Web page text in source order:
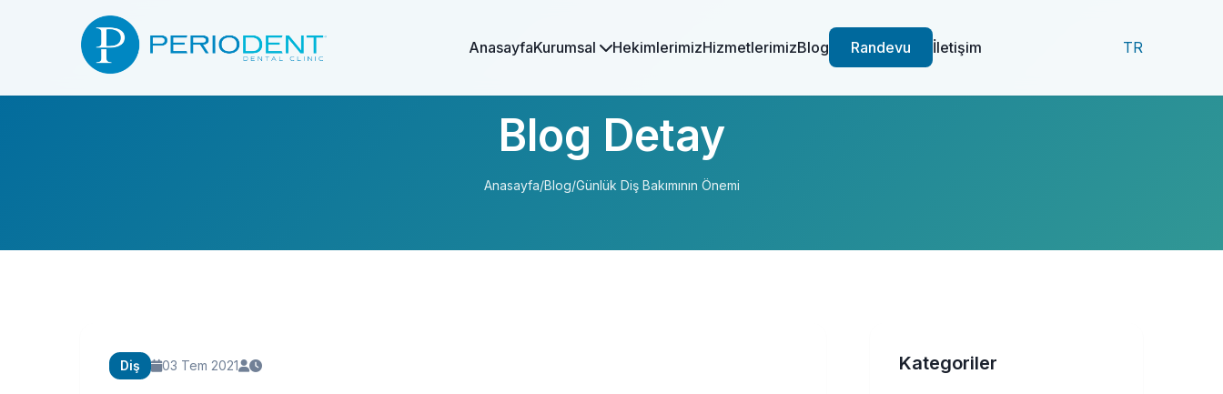
AnasayfaKurumsal HekimlerimizHizmetlerimizBlog Randevu İletişim TR
Blog Detay
Anasayfa/Blog/Günlük Diş Bakımının Önemi
Diş 03 Tem 2021 Kategoriler